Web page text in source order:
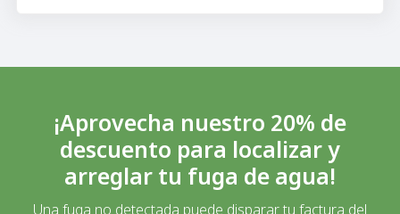
¡Aprovecha nuestro 20% de
descuento para localizar y
arreglar tu fuga de agua!
Una fuga no detectada puede disparar tu factura del